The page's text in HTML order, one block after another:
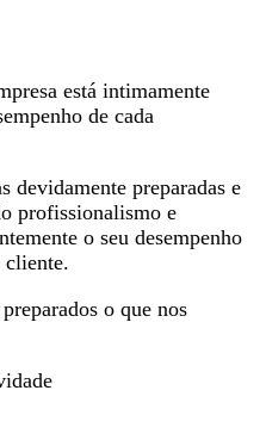
está intimamente
de cada
devidamente preparadas e
profissionalismo e
o seu desempenho
cliente.
o que nos